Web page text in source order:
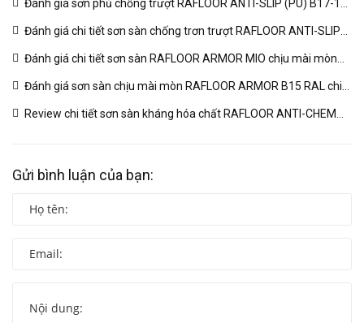
Đánh giá sơn phủ chống trượt RAFLOOR ANTI-SLIP (PU) B17-1
RAL chuyên sâu | VINP
(04/03/2026)
Đánh giá chi tiết sơn sàn chống trơn trượt RAFLOOR ANTI-SLIP
B17 RAL | VINP
Đánh giá chi tiết sơn sàn RAFLOOR ARMOR MIO chịu mài mòn
Đánh giá sơn sàn chịu mài mòn RAFLOOR ARMOR B15 RAL chi
(04/03/2026)
Review chi tiết sơn sàn kháng hóa chất RAFLOOR ANTI-CHEM
Gửi bình luận của bạn: